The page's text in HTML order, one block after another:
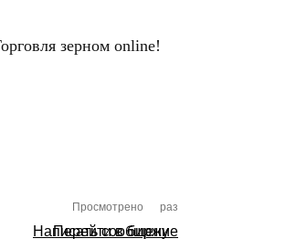
зерном online!
Просмотрено раз
Написать сообщение
Перейти в биржу